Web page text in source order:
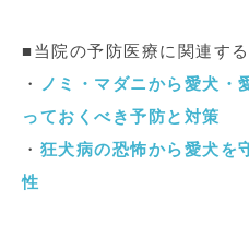
■当院の予防医療に関連す
・ ノミ・マダニから愛犬・
っておくべき予防と対策
・ 狂犬病の恐怖から愛犬を
性